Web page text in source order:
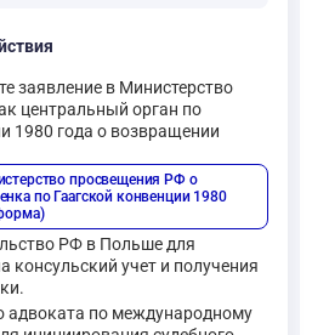
заявление в Министерство
центральный орган по
1980 года о возвращении
просвещения РФ о
по Гаагской конвенции 1980
РФ в Польше для
консульский учет и получения
адвоката по международному